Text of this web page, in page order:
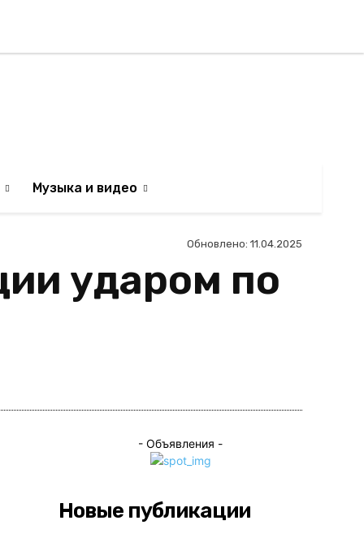
Музыка и видео
Обновлено: 11.04.2025
ударом по
- Объявления -
Новые публикации